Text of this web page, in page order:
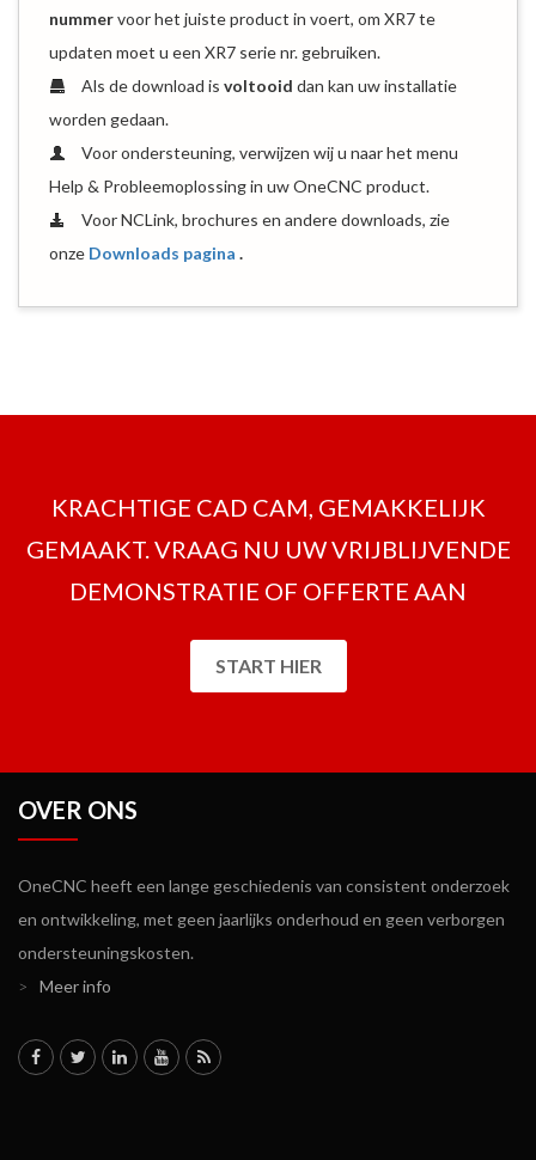
nummervoor het juiste product in voert, om XR7 te
updaten moet u een XR7 serie nr. gebruiken.
Als de download is voltooid dan kan uw installatie
worden gedaan.
Voor ondersteuning, verwijzen wij u naar het menu
Help & Probleemoplossing in uw OneCNC product.
Voor NCLink, brochures en andere downloads, zie
onze Downloads pagina .
KRACHTIGE CAD CAM, GEMAKKELIJK
GEMAAKT. VRAAG NU UW VRIJBLIJVENDE
DEMONSTRATIE OF OFFERTE AAN
START HIER
OVER ONS
OneCNC heeft een lange geschiedenis van consistent onderzoek
en ontwikkeling, met geen jaarlijks onderhoud en geen verborgen
ondersteuningskosten.
>
Meer info